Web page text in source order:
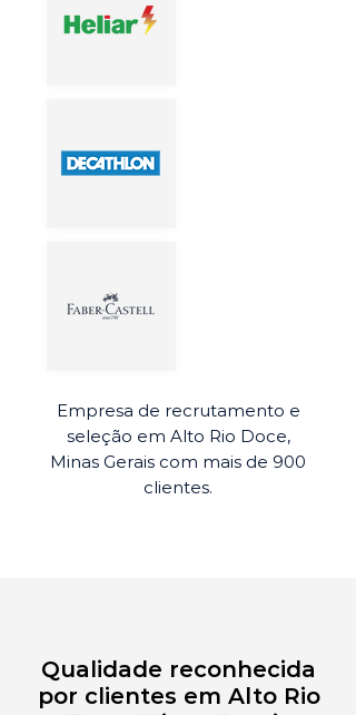
Empresa de recrutamento e
seleção em Alto Rio Doce,
Minas Gerais com mais de 900
clientes.
Qualidade reconhecida
por clientes em Alto Rio